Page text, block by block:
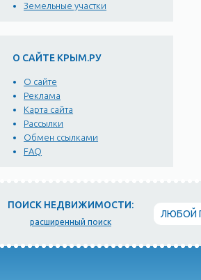
Земельные участки
О САЙТЕ КРЫМ.РУ
О сайте
Реклама
Карта сайта
Рассылки
Обмен ссылками
FAQ
ПОИСК НЕДВИЖИМОСТИ:
расширенный поиск
ЛЮБОЙ